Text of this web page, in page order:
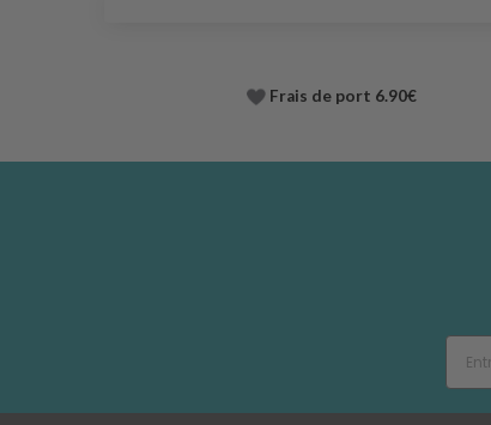
Frais de port 6.90€